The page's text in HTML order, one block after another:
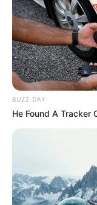
situé tout en bas
au jeu du
Les Meilleures
BUZZ DAY
He Found A Tracker